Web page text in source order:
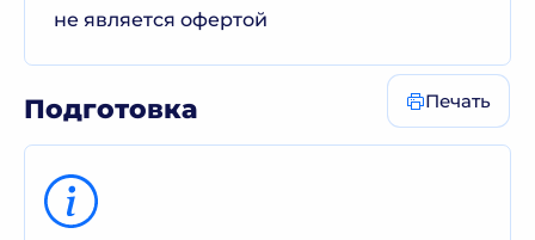
не является офертой
Подготовка Печать